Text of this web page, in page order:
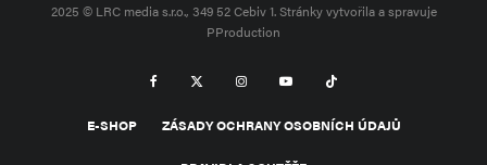
2025 © LRC media s.r.o., 349 52 Cebiv 1.Stránky vytvořila a spravuje
PProduction
E-SHOP ZÁSADY OCHRANY OSOBNÍCH ÚDAJŮ